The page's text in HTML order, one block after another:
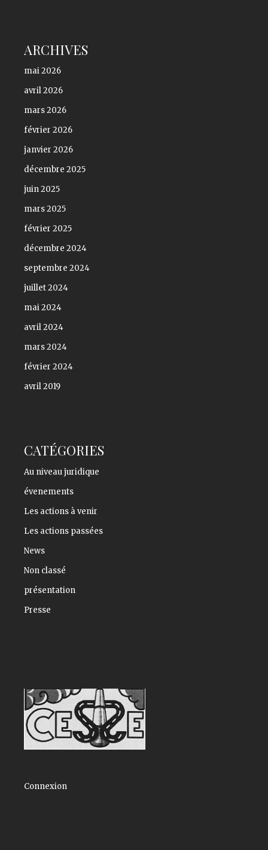
ARCHIVES
mai 2026
avril 2026
mars 2026
février 2026
janvier 2026
décembre 2025
juin 2025
mars 2025
février 2025
décembre 2024
septembre 2024
juillet 2024
mai 2024
avril 2024
mars 2024
février 2024
avril 2019
CATÉGORIES
Au niveau juridique
évenements
Les actions à venir
Les actions passées
News
Non classé
présentation
Presse
Connexion